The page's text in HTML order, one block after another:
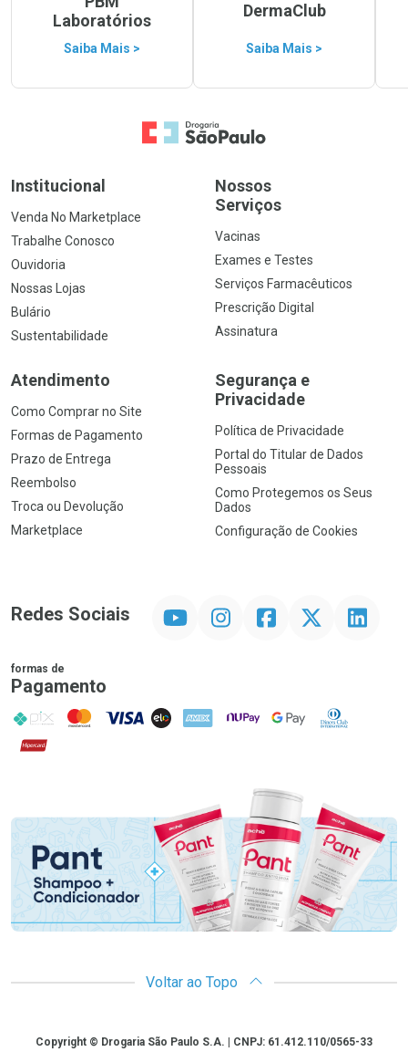
Laboratórios
Saiba Mais >
DermaClub
Saiba Mais >
Ir para a Home
Institucional
Venda No Marketplace
Trabalhe Conosco
Ouvidoria
Nossas Lojas
Bulário
Sustentabilidade
Nossos
Serviços
Vacinas
Exames e Testes
Serviços Farmacêuticos
Prescrição Digital
Assinatura
Atendimento
Como Comprar no Site
Formas de Pagamento
Prazo de Entrega
Reembolso
Troca ou Devolução
Marketplace
Segurança e
Privacidade
Política de Privacidade
Portal do Titular de Dados
Pessoais
Como Protegemos os Seus
Dados
Configuração de Cookies
Redes Sociais InstagramFacebookTwitter Linkedin
formas de
Pagamento
PIX MasterCard
VISA ELO AMEX NuPay Google PayDiners Club
Hipercard
Promoção em Destaque
Voltar ao Topo
CopyrightCopyright © Drogaria São Paulo S.A. | CNPJ: 61.412.110/0565-33